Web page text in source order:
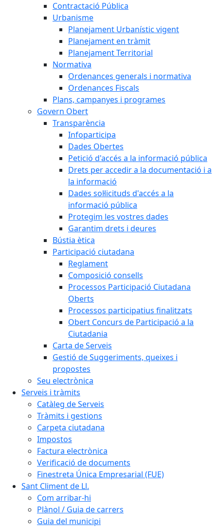
Contractació Pública
Urbanisme
Planejament Urbanístic vigent
Planejament en tràmit
Planejament Territorial
Normativa
Ordenances generals i normativa
Ordenances Fiscals
Plans, campanyes i programes
Govern Obert
Transparència
Infoparticipa
Dades Obertes
Petició d'accés a la informació pública
Drets per accedir a la documentació i a
la informació
Dades sol·licituds d'accés a la
informació pública
Protegim les vostres dades
Garantim drets i deures
Bústia ètica
Participació ciutadana
Reglament
Composició consells
Processos Participació Ciutadana
Oberts
Processos participatius finalitzats
Obert Concurs de Participació a la
Ciutadania
Carta de Serveis
Gestió de Suggeriments, queixes i
propostes
Seu electrònica
Serveis i tràmits
Catàleg de Serveis
Tràmits i gestions
Carpeta ciutadana
Impostos
Factura electrònica
Verificació de documents
Finestreta Única Empresarial (FUE)
Sant Climent de Ll.
Com arribar-hi
Plànol / Guia de carrers
Guia del municipi